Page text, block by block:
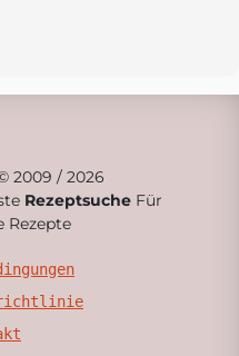
2009 / 2026
Rezeptsuche Für
Rezepte